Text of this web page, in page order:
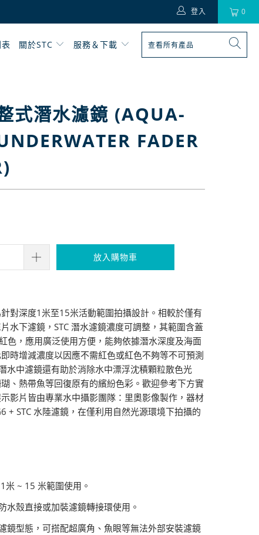
登入 0
關於STC 服務＆下載
式潛水濾鏡 (AQUA-
FADER
放入購物車
對深度1米至15米活動範圍拍攝設計。相較於僅有
水下濾鏡，STC 潛水濾鏡濃度可調整，其範圍含蓋
色，應用廣泛使用方便，能夠依據潛水深度及海面
時增減濃度以因應不需紅色或紅色不夠等不可預測
水中濾鏡還有助於消除水中漂浮沈積顆粒散色光
、熱帶魚等回復原有的繽紛色彩。歡迎參考下方實
影片皆由專業水中攝影團隊：里奧影像製作，器材
+ STC 水陸濾鏡，在僅利用自然光源環境下拍攝的
米 ~ 15 米範圍使用。
水殼直接或加裝濾鏡轉接環使用。
鏡型態，可搭配超廣角、魚眼等無法外部安裝濾鏡